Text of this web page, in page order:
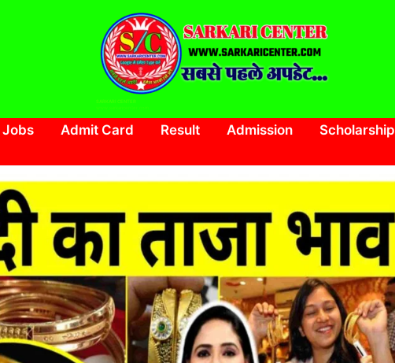
SARKARI CENTER
Jobs Admit Card Result Admission Scholarship